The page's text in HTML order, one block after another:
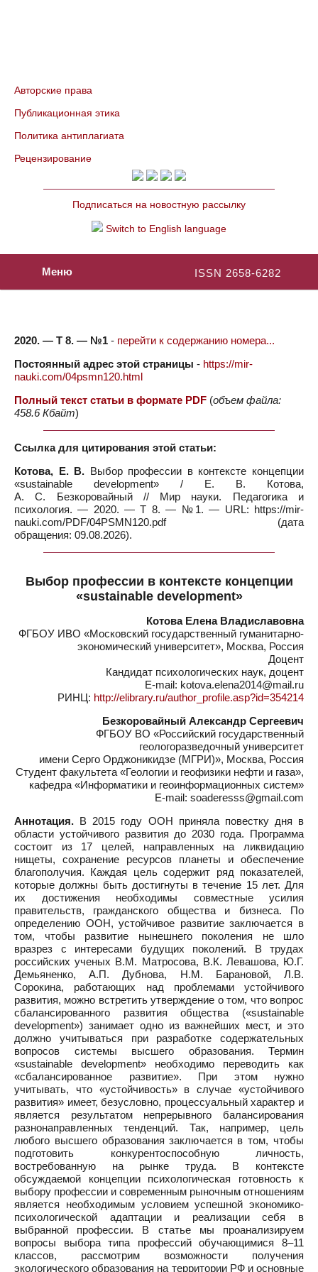
Авторские права
Публикационная этика
Политика антиплагиата
Рецензирование
Подписаться на новостную рассылку
Switch to English language
ISSN 2658-6282
Меню
2020. — Т 8. — №1 - перейти к содержанию номера...
Постоянный адрес этой страницы - https://mir-
nauki.com/04psmn120.html
Полный текст статьи в формате PDF (объем файла:
458.6 Кбайт)
Ссылка для цитирования этой статьи:
Котова, Е. В. Выбор профессии в контексте концепции
«sustainable development» / Е. В. Котова,
А. С. Безкоровайный // Мир науки. Педагогика и
психология. — 2020. — Т 8. — №1. — URL: https://mir-
nauki.com/PDF/04PSMN120.pdf (дата
обращения: 09.08.2026).
Выбор профессии в контексте концепции
«sustainable development»
Котова Елена Владиславовна
ФГБОУ ИВО «Московский государственный гуманитарно-
экономический университет», Москва, Россия
Доцент
Кандидат психологических наук, доцент
E-mail: kotova.elena2014@mail.ru
РИНЦ: http://elibrary.ru/author_profile.asp?id=354214
Безкоровайный Александр Сергеевич
ФГБОУ ВО «Российский государственный
геологоразведочный университет
имени Серго Орджоникидзе (МГРИ)», Москва, Россия
Студент факультета «Геологии и геофизики нефти и газа»,
кафедра «Информатики и геоинформационных систем»
E-mail: soaderesss@gmail.com
Аннотация. В 2015 году ООН приняла повестку дня в
области устойчивого развития до 2030 года. Программа
состоит из 17 целей, направленных на ликвидацию
нищеты, сохранение ресурсов планеты и обеспечение
благополучия. Каждая цель содержит ряд показателей,
которые должны быть достигнуты в течение 15 лет. Для
их достижения необходимы совместные усилия
правительств, гражданского общества и бизнеса. По
определению ООН, устойчивое развитие заключается в
том, чтобы развитие нынешнего поколения не шло
вразрез с интересами будущих поколений. В трудах
российских ученых В.М. Матросова, В.К. Левашова, Ю.Г.
Демьяненко, А.П. Дубнова, Н.М. Барановой, Л.В.
Сорокина, работающих над проблемами устойчивого
развития, можно встретить утверждение о том, что вопрос
сбалансированного развития общества («sustainable
development») занимает одно из важнейших мест, и это
должно учитываться при разработке содержательных
вопросов системы высшего образования. Термин
«sustainable development» необходимо переводить как
«сбалансированное развитие». При этом нужно
учитывать, что «устойчивость» в случае «устойчивого
развития» имеет, безусловно, процессуальный характер и
является результатом непрерывного балансирования
разнонаправленных тенденций. Так, например, цель
любого высшего образования заключается в том, чтобы
подготовить конкурентоспособную личность,
востребованную на рынке труда. В контексте
обсуждаемой концепции психологическая готовность к
выбору профессии и современным рыночным отношениям
является необходимым условием успешной экономико-
психологической адаптации и реализации себя в
выбранной профессии. В статье мы проанализируем
вопросы выбора типа профессий обучающимися 8–11
классов, рассмотрим возможности получения
экологического образования на территории РФ и основные